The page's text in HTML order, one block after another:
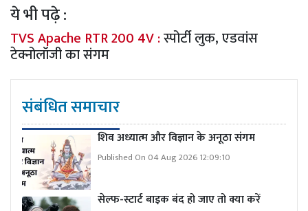
ये भी पढ़े :
TVS Apache RTR 200 4V :स्पोर्टी लुक, एडवांस
टेक्नोलॉजी का संगम
संबंधित समाचार
शिव अध्यात्म और विज्ञान के अनूठा संगम
Published On 04 Aug 2026 12:09:10
सेल्फ-स्टार्ट बाइक बंद हो जाए तो क्या करें